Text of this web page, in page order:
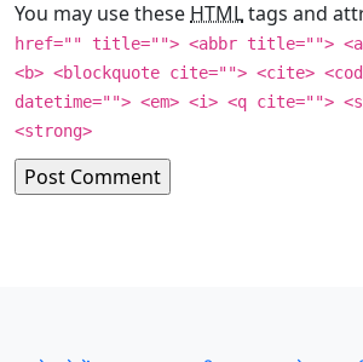
You may use these HTMLtags and
href="" title=""> <abbr title="">
<b> <blockquote cite=""> <cite>
datetime=""> <em> <i> <q cite="">
<strong>